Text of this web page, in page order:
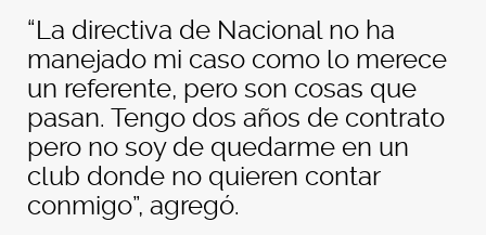
“La directiva de Nacional no ha
manejado mi caso como lo merece
un referente, pero son cosas que
pasan. Tengo dos años de contrato
pero no soy de quedarme en un
club donde no quieren contar
conmigo”, agregó.